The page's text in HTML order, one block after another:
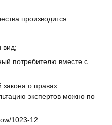
производится:
вид;
потребителю вместе с
закона о правах
экспертов можно по
1023-12